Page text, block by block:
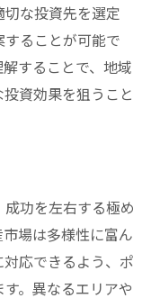
び方
な投資先を選定
ることが可能で
することで、地域
資効果を狙うこと
功を左右する極め
場は多様性に富ん
応できるよう、ポ
。異なるエリアや